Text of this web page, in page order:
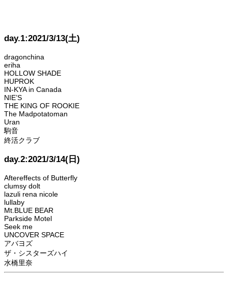
day.1:2021/3/13(土)
dragonchina
eriha
HOLLOW SHADE
HUPROK
IN-KYA in Canada
NIE’S
THE KING OF ROOKIE
The Madpotatoman
Uran
駒音
終活クラブ
day.2:2021/3/14(日)
Aftereffects of Butterfly
clumsy dolt
lazuli rena nicole
lullaby
Mt.BLUE BEAR
Parkside Motel
Seek me
UNCOVER SPACE
アバヨズ
ザ・シスターズハイ
水橋里奈